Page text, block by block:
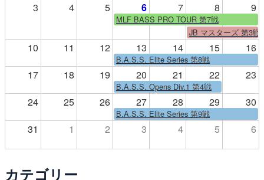
3 4 5 6 7 8 9
MLF BASS PRO TOUR 第7戦
JB マスターズ 第3戦
10 11 12 13 14 15 16
B.A.S.S. Elite Series 第8戦
17 18 19 20 21 22 23
B.A.S.S. Opens Div.1 第4戦
24 25 26 27 28 29 30
B.A.S.S. Elite Series 第9戦
31 1 2 3 4 5 6
カテゴリー